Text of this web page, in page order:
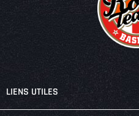
LIENS UTILES